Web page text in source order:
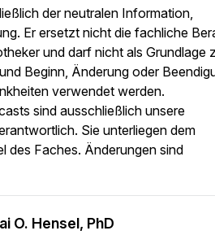
der neutralen Information,
Er ersetzt nicht die fachliche
und darf nicht als Grundlage
Beginn, Änderung oder
verwendet werden.
sind ausschließlich unsere
Sie unterliegen dem
des Faches. Änderungen sind
O. Hensel, PhD